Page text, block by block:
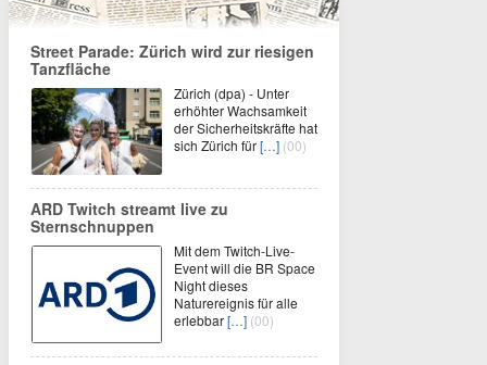
Street Parade: Zürich wird zur riesigen
Tanzfläche
Zürich (dpa) - Unter
erhöhter Wachsamkeit
der Sicherheitskräfte hat
sich Zürich für[…] (00)
ARD Twitch streamt live zu
Sternschnuppen
Mit dem Twitch-Live-
Event will die BR Space
Night dieses
Naturereignis für alle
erlebbar[…] (00)